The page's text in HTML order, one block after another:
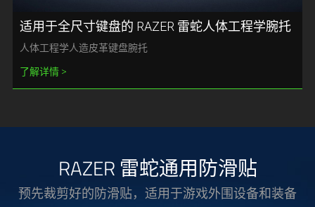
适用于全尺寸键盘的 RAZER 雷蛇人体工程学腕托
人体工程学人造皮革键盘腕托
了解详情
RAZER 雷蛇通用防滑贴
预先裁剪好的防滑贴，适用于游戏外围设备和装备